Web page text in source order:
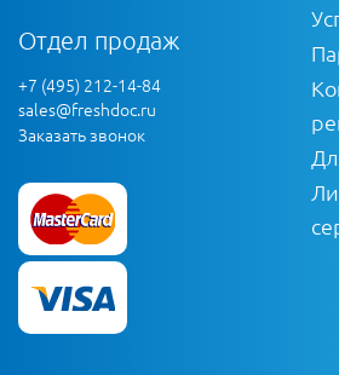
Отдел продаж
+7 (495) 212-14-84
sales@freshdoc.ru
Заказать звонок